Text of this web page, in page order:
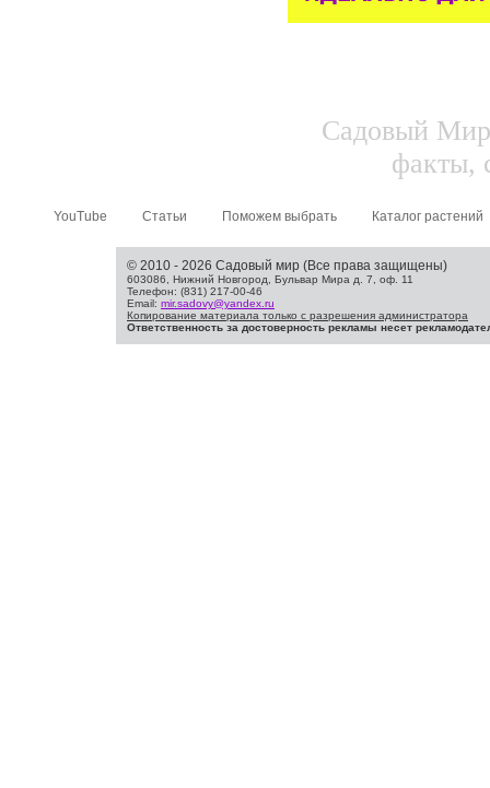
Садовый
факты,
YouTube Статьи Поможем выбрать Каталог растений
© 2010 - 2026 Садовый мир (Все права защищены)
603086, Нижний Новгород, Бульвар Мира д. 7, оф. 11
Телефон: (831) 217-00-46
Email: mir.sadovy@yandex.ru
Копирование материала только с разрешения администратора
Ответственность за достоверность рекламы несет